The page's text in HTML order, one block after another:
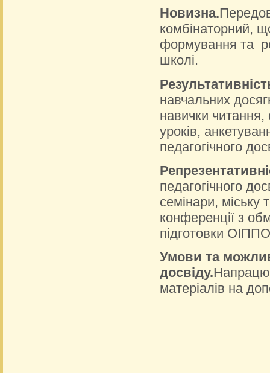
Новизна.
комбінаторний,
формування та
школі.
навчальних
навички читання,
уроків,
педагогічного
педагогічного
семінари,
конференції з
підготовки
Умови та
досвіду.
матеріалів на